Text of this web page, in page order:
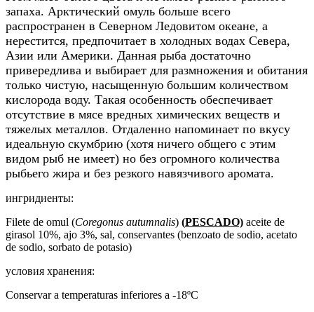
запаха. Арктический омуль больше всего
распространен в Северном Ледовитом океане, а
нерестится, предпочитает в холодных водах Севера,
Азии или Америки. Данная рыба достаточно
привередлива и выбирает для размножения и обитания
только чистую, насыщенную большим количеством
кислорода воду. Такая особенность обеспечивает
отсутствие в мясе вредных химических веществ и
тяжелых металлов. Отдаленно напоминает по вкусу
идеальную скумбрию (хотя ничего общего с этим
видом рыб не имеет) но без огромного количества
рыбьего жира и без резкого навязчивого аромата.
ингридиенты:
Filete de omul (Coregonus autumnalis) (PESCADO) aceite de
girasol 10%, ajo 3%, sal, conservantes (benzoato de sodio, acetato
de sodio, sorbato de potasio)
условия хранения:
Conservar a temperaturas inferiores a -18ºC